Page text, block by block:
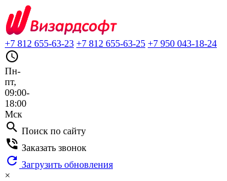
+7 812 655-63-23 +7 812 655-63-25 +7 950 043-18-24
query_builder
Пн-
пт,
09:00-
18:00
Мск
search Поиск по сайту
phone_in_talk Заказать звонок
refresh Загрузить обновления
×